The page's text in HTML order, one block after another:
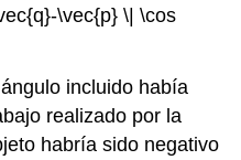
\vec{p} \| \cos
incluido había
realizado por la
habría sido negativo